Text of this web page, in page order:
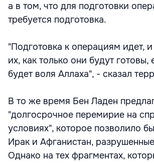
а в том, что для подготовки
требуется подготовка.
"Подготовка к операциям идет,
их, как только они будут готовы,
будет воля Аллаха", - сказал
В то же время Бен Ладен
"долгосрочное перемирие на
условиях", которое позволило
Ирак и Афганистан,
Однако на тех фрагментах,